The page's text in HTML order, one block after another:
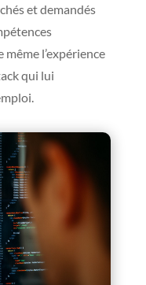
et demandés
l’expérience
qui lui